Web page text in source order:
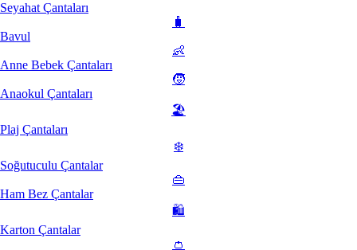
Seyahat Çantaları
🧳
Bavul
👶
Anne Bebek Çantaları
🧒
Anaokul Çantaları
🏖️
Plaj Çantaları
❄️
Soğutuculu Çantalar
👜
Ham Bez Çantalar
🛍️
Karton Çantalar
👛